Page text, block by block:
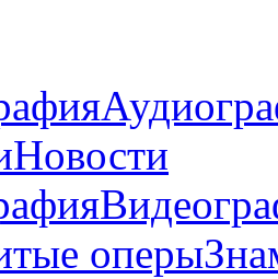
Новости